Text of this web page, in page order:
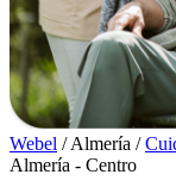
Webel / Almería /
Almería - Centro